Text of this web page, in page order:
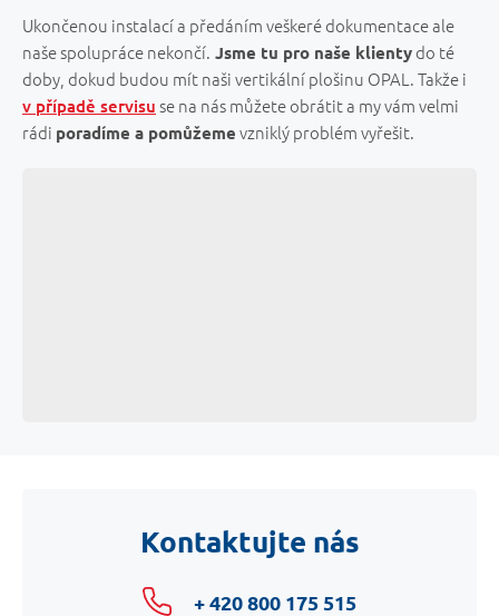
Ukončenou instalací a předáním veškeré dokumentace ale
naše spolupráce nekončí. Jsme tu pro naše klientydo té
doby, dokud budou mít naši vertikální plošinu OPAL. Takže i
v případě servisu se na nás můžete obrátit a my vám velmi
rádi poradíme a pomůžeme vzniklý problém vyřešit.
Kontaktujte nás
+ 420 800 175 515